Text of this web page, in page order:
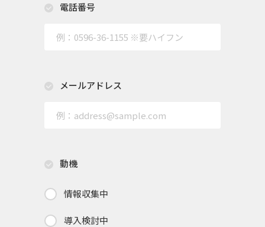
電話番号
メールアドレス
動機
情報収集中
導入検討中